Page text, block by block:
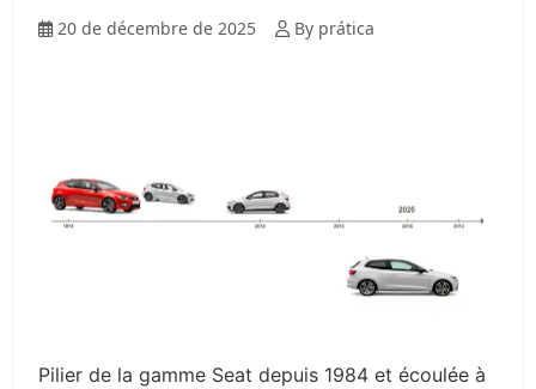
20 de décembre de 2025 By prática
Pilier de la gamme Seat depuis 1984 et écoulée à